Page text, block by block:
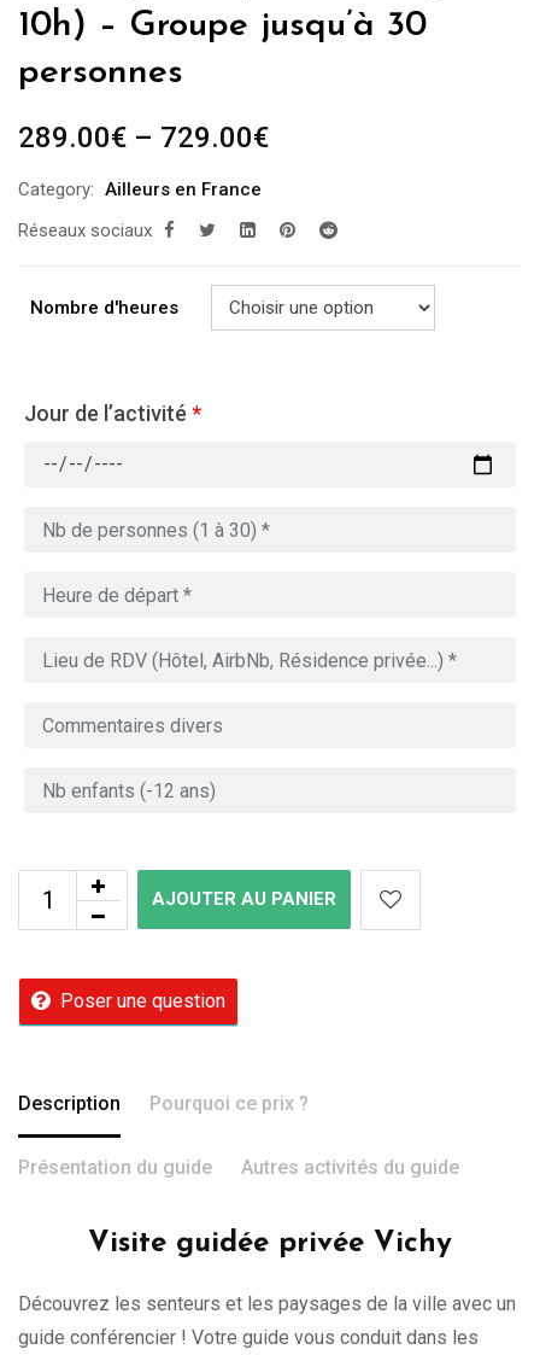
10h) – Groupe jusqu’à 30
personnes
289.00€ – 729.00€
Category: Ailleurs en France
Réseaux sociaux
Nombre d'heures
Jour de l’activité *
AJOUTER AU PANIER
Poser une question
Description Pourquoi ce prix ?
Présentation du guide Autres activités du guide
Visite guidée privée Vichy
Découvrez les senteurs et les paysages de la ville avec un
guide conférencier ! Votre guide vous conduit dans les